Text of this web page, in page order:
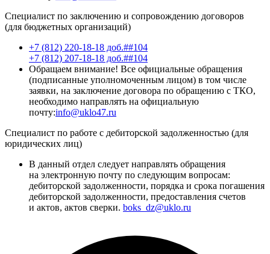
Специалист по заключению и сопровождению договоров
(для бюджетных организаций)
+7 (812) 220-18-18 доб.##104
+7 (812) 207-18-18 доб.##104
Обращаем внимание! Все официальные обращения
(подписанные уполномоченным лицом) в том числе
заявки, на заключение договора по обращению с ТКО,
необходимо направлять на официальную
почту:info@uklo47.ru
Специалист по работе с дебиторской задолженностью (для
юридических лиц)
В данный отдел следует направлять обращения
на электронную почту по следующим вопросам:
дебиторской задолженности, порядка и срока погашения
дебиторской задолженности, предоставления счетов
и актов, актов сверки. boks_dz@uklo.ru